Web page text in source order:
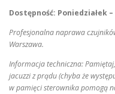
Dostępność: Poniedziałek
Profesjonalna naprawa
Warszawa.
Informacja techniczna:
jacuzzi z prądu (chyba że
w pamięci sterownika pomogą